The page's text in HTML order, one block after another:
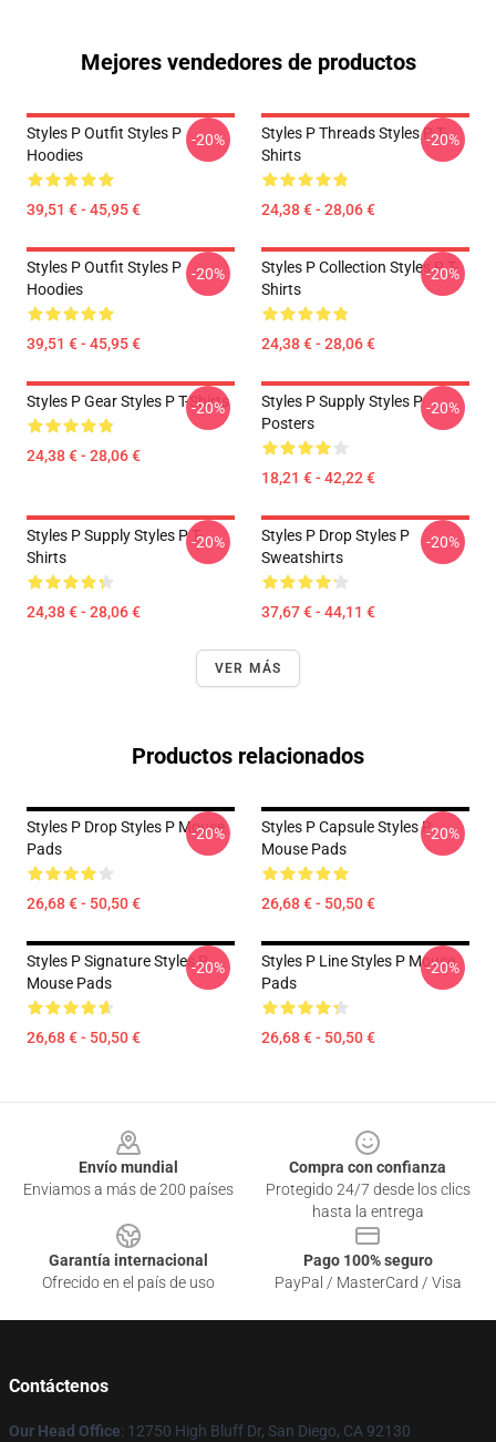
Mejores vendedores de productos
Styles P Outfit Styles P
Hoodies
39,51 € - 45,95 €
-20%
Styles P Threads Styles P T-
Shirts
24,38 € - 28,06 €
-20%
Styles P Outfit Styles P
Hoodies
39,51 € - 45,95 €
-20%
Styles P Collection Styles P T-
Shirts
24,38 € - 28,06 €
-20%
Styles P Gear Styles P T-Shirts
24,38 € - 28,06 €
-20%
Styles P Supply Styles P
Posters
18,21 € - 42,22 €
-20%
Styles P Supply Styles P T-
Shirts
24,38 € - 28,06 €
-20%
Styles P Drop Styles P
Sweatshirts
37,67 € - 44,11 €
-20%
VER MÁS
Productos relacionados
Styles P Drop Styles P Mouse
Pads
26,68 € - 50,50 €
-20%
Styles P Capsule Styles P
Mouse Pads
26,68 € - 50,50 €
-20%
Styles P Signature Styles P
Mouse Pads
26,68 € - 50,50 €
-20%
Styles P Line Styles P Mouse
Pads
26,68 € - 50,50 €
-20%
Envío mundial
Enviamos a más de 200 países
Compra con confianza
Protegido 24/7 desde los clics
hasta la entrega
Garantía internacional
Ofrecido en el país de uso
Pago 100% seguro
PayPal / MasterCard / Visa
Contáctenos
Our Head Office: 12750 High Bluff Dr, San Diego, CA 92130